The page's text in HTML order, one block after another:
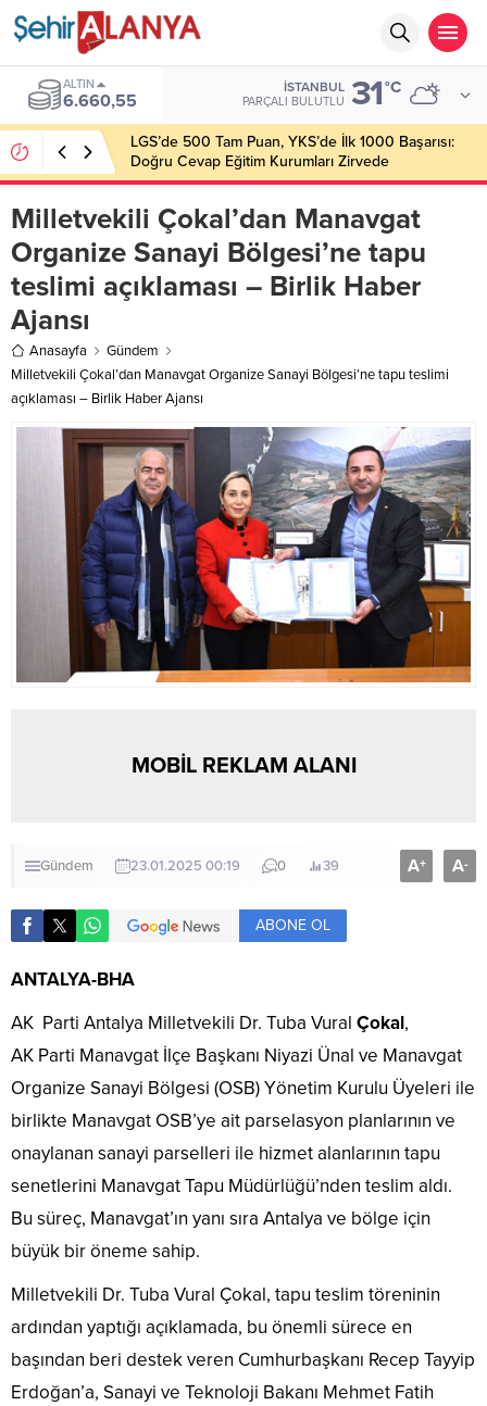
ALTIN
6.660,55
İSTANBUL
PARÇALI BULUTLU 31°C
LGS’de 500 Tam Puan, YKS’de İlk 1000 Başarısı:
Doğru Cevap Eğitim Kurumları Zirvede
Milletvekili Çokal’dan Manavgat
Organize Sanayi Bölgesi’ne tapu
teslimi açıklaması – Birlik Haber
Ajansı
Anasayfa
Gündem
Milletvekili Çokal’dan Manavgat Organize Sanayi Bölgesi’ne tapu teslimi
açıklaması – Birlik Haber Ajansı
MOBİL REKLAM ALANI
Gündem 23.01.2025 00:19 0 39 A+ A-
ABONE OL
ANTALYA-BHA
AK Parti Antalya Milletvekili Dr. Tuba Vural Çokal,
AK Parti Manavgat İlçe Başkanı Niyazi Ünal ve Manavgat
Organize Sanayi Bölgesi (OSB) Yönetim Kurulu Üyeleri ile
birlikte Manavgat OSB’ye ait parselasyon planlarının ve
onaylanan sanayi parselleri ile hizmet alanlarının tapu
senetlerini Manavgat Tapu Müdürlüğü’nden teslim aldı.
Bu süreç, Manavgat’ın yanı sıra Antalya ve bölge için
büyük bir öneme sahip.
Milletvekili Dr. Tuba Vural Çokal, tapu teslim töreninin
ardından yaptığı açıklamada, bu önemli sürece en
başından beri destek veren Cumhurbaşkanı Recep Tayyip
Erdoğan’a, Sanayi ve Teknoloji Bakanı Mehmet Fatih